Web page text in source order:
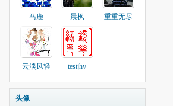
马鹿 晨枫 重重无尽
云淡风轻 testjhy
头像